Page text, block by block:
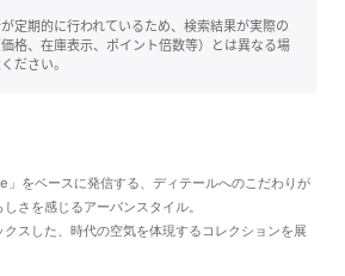
定期的に行われているため、検索結果が実際の
格、在庫表示、ポイント倍数等）とは異なる場
ださい。
」をベースに発信する、ディテールへのこだわりが
さを感じるアーバンスタイル。
スした、時代の空気を体現するコレクションを展